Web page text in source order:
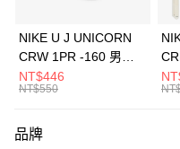
元大商業銀行
台灣樂天信用卡公司
全盈+PAY
AFTEE先享後付
【關於「AFTEE先享後付」】
NIKE U J UNICORN
CRW 1PR -160 男女
中統襪 FZ3393100
NT$446
NT$550
品牌